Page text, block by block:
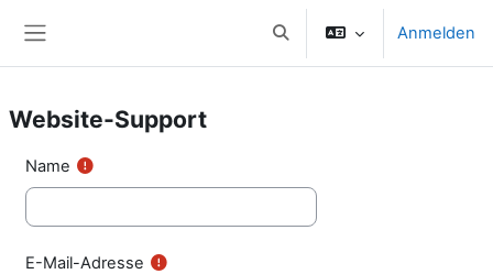
Sucheingabe umschalten
Anmelden
Website-Support
Name
E-Mail-Adresse